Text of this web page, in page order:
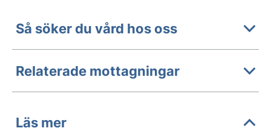
Så söker du vård hos oss
Relaterade mottagningar
Läs mer